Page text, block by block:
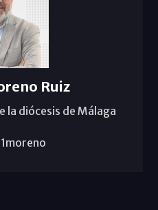
Ruiz
la diócesis de Málaga